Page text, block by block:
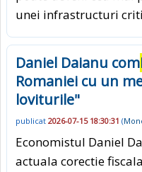
unei infrastructuri
Daniel Daianu com
Romaniei cu un
loviturile"
publicat 2026-07-15 18:30:31 (
Economistul Daniel
actuala corectie